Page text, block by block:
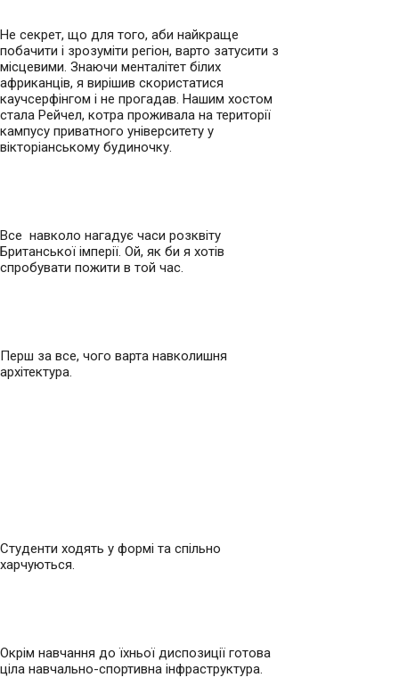
Не секрет, що для того, аби найкраще
побачити і зрозуміти регіон, варто затусити з
місцевими. Знаючи менталітет білих
африканців, я вирішив скористатися
каучсерфінгом і не прогадав. Нашим хостом
стала Рейчел, котра проживала на території
кампусу приватного університету у
вікторіанському будиночку.
Все навколо нагадує часи розквіту
Британської імперії. Ой, як би я хотів
спробувати пожити в той час.
Перш за все, чого варта навколишня
архітектура.
Студенти ходять у формі та спільно
харчуються.
Окрім навчання до їхньої диспозиції готова
ціла навчально-спортивна інфраструктура.